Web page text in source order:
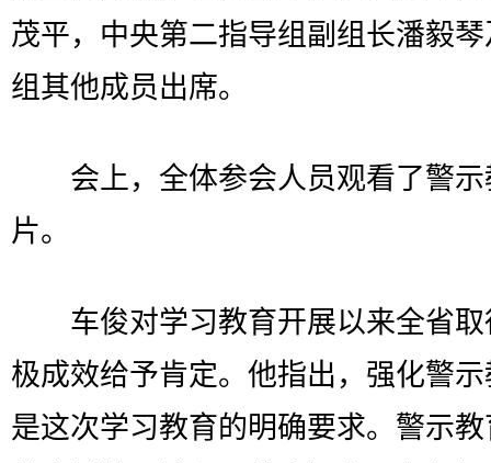
茂平，中央第二指导组副组长潘毅
组其他成员出席。
会上，全体参会人员观看了警示
片。
车俊对学习教育开展以来全省取
极成效给予肯定。他指出，强化警
是这次学习教育的明确要求。警示